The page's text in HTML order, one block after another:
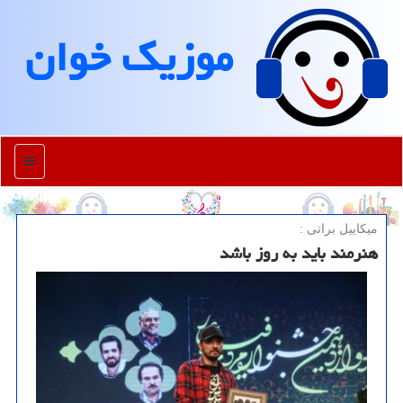
موزیك خوان
منو
میكاییل براتی :
هنرمند باید به روز باشد